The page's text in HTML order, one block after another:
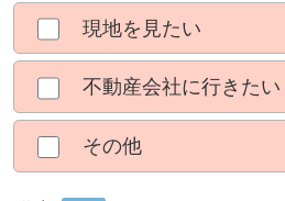
現地を見たい
不動産会社に行きたい
その他